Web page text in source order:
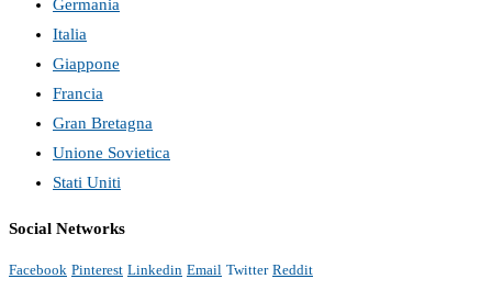
Germania
Italia
Giappone
Francia
Gran Bretagna
Unione Sovietica
Stati Uniti
Social Networks
Facebook Pinterest Linkedin Email Twitter Reddit